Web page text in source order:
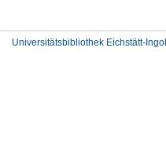
Universitätsbibliothek Eichstätt-